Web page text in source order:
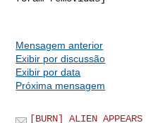
Mensagem anterior
Exibir por discussão
Exibir por data
Próxima mensagem
[BURN] ALIEN